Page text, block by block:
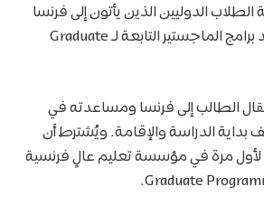
الدوليين الذين يأتون إلى فرنسا
للالتحاق بأحد برامج الماجستير التابعة لـ Graduate
الطالب إلى فرنسا ومساعدته في
الدراسة والإقامة. ويُشترط أن
مرة في مؤسسة تعليم عالٍ فرنسية